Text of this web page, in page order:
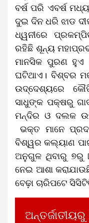
ବର୍ଷ ପରି ଏବର୍ଷ
ଦୁଇ ଦିନ ଧରି ଝାଡ
ଧ୍ୱନୀରେ
ରହିଛି ଶୂନ୍ୟ
ମାନସିକ ପୁରଣ ହୁଏ
ଘଟିଥାଏ। ବିଶ୍ବର
ଉଦ୍ଦେଶ୍ୟରେ
ସାଧୁଙ୍କ ପକ୍ଷରୁ
ମନ୍ଦିର ଓ ଦଲକ
ଭକ୍ତ ମାନେ
ବିଶ୍ୱର କଲ୍ୟାଣ
ଅନୁଗୁଳ ଥିବାରୁ ୭ରୁ
ନେଇ ଆଶା
ବେଢ଼ା ଚାରିପଟେ